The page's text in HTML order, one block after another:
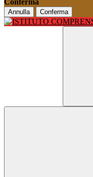
Conferma
Annulla Conferma